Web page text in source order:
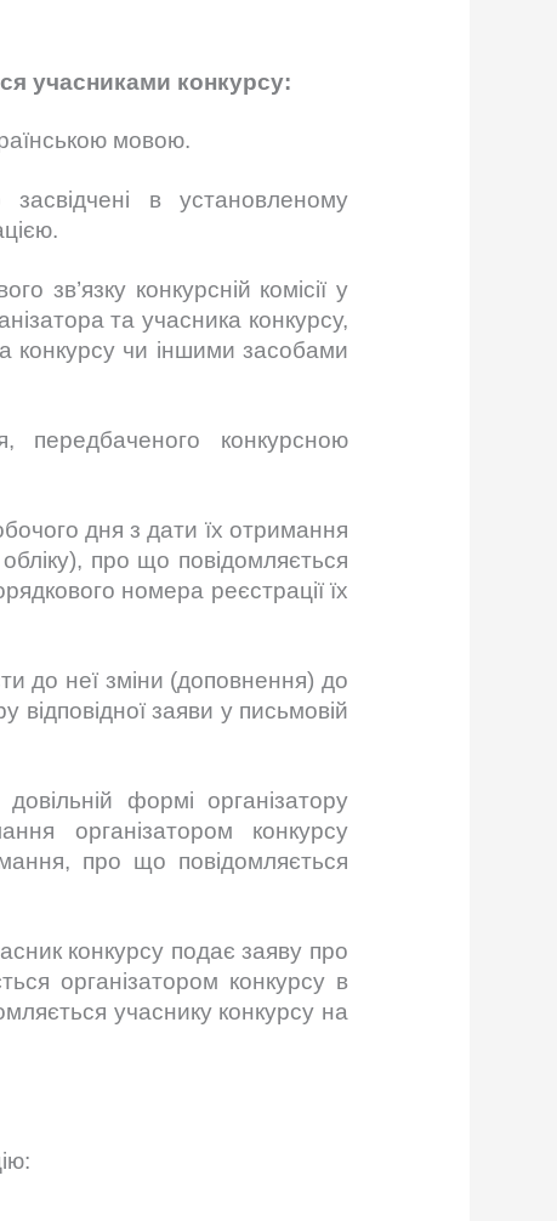
учасниками конкурсу:
мовою.
в установленому
зв’язку конкурсній комісії у
та учасника конкурсу,
конкурсу чи іншими засобами
передбаченого конкурсною
дня з дати їх отримання
про що повідомляється
номера реєстрації їх
до неї зміни (доповнення) до
заяви у письмовій
формі організатору
організатором конкурсу
про що повідомляється
конкурсу подає заяву про
організатором конкурсу в
учаснику конкурсу на